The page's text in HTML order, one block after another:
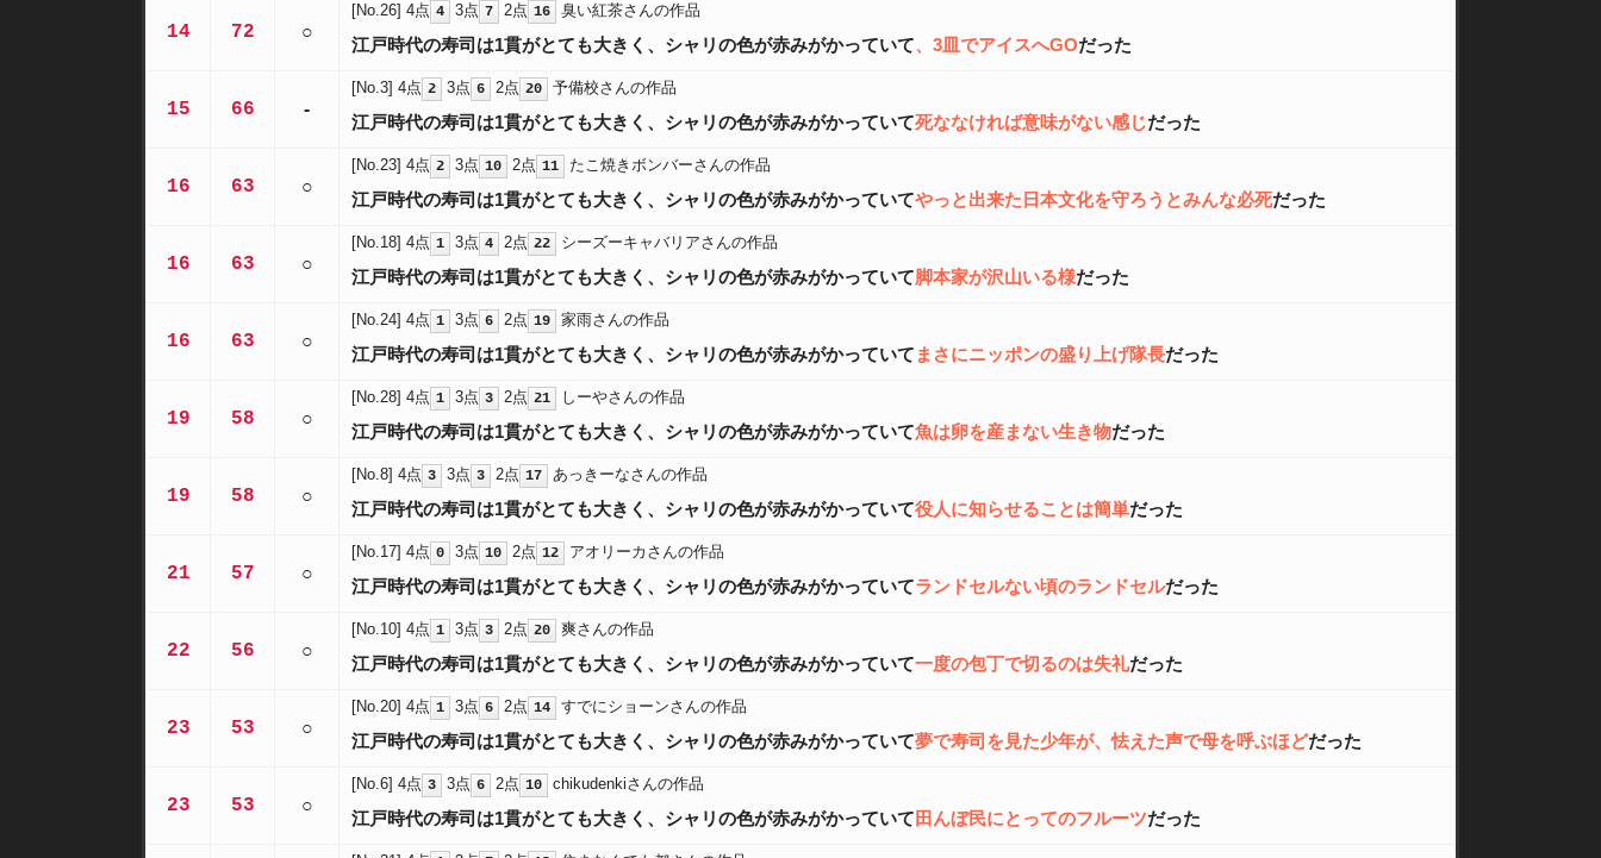
14 72 ○
[No.26] 4点 4 3点 7 2点 16 臭い紅茶さんの作品
江戸時代の寿司は1貫がとても大きく、シャリの色が赤みがかっていて、3皿でアイスへGOだった
15 66 -
[No.3] 4点 2 3点 6 2点 20 予備校さんの作品
江戸時代の寿司は1貫がとても大きく、シャリの色が赤みがかっていて死ななければ意味がない感じだった
16 63 ○
[No.23] 4点 2 3点 10 2点 11 たこ焼きボンバーさんの作品
江戸時代の寿司は1貫がとても大きく、シャリの色が赤みがかっていてやっと出来た日本文化を守ろうとみんな必死だった
16 63 ○
[No.18] 4点 1 3点 4 2点 22 シーズーキャバリアさんの作品
江戸時代の寿司は1貫がとても大きく、シャリの色が赤みがかっていて脚本家が沢山いる様だった
16 63 ○
[No.24] 4点 1 3点 6 2点 19 家雨さんの作品
江戸時代の寿司は1貫がとても大きく、シャリの色が赤みがかっていて まさにニッポンの盛り上げ隊長だった
19 58 ○
[No.28] 4点 1 3点 3 2点 21 しーやさんの作品
江戸時代の寿司は1貫がとても大きく、シャリの色が赤みがかっていて魚は卵を産まない生き物だった
19 58 ○
[No.8] 4点 3 3点 3 2点 17 あっきーなさんの作品
江戸時代の寿司は1貫がとても大きく、シャリの色が赤みがかっていて役人に知らせることは簡単だった
21 57 ○
[No.17] 4点 0 3点 10 2点 12 アオリーカさんの作品
江戸時代の寿司は1貫がとても大きく、シャリの色が赤みがかっていてランドセルない頃のランドセルだった
22 56 ○
[No.10] 4点 1 3点 3 2点 20 爽さんの作品
江戸時代の寿司は1貫がとても大きく、シャリの色が赤みがかっていて一度の包丁で切るのは失礼だった
23 53 ○
[No.20] 4点 1 3点 6 2点 14 すでにショーンさんの作品
江戸時代の寿司は1貫がとても大きく、シャリの色が赤みがかっていて夢で寿司を見た少年が、怯えた声で母を呼ぶほどだった
23 53 ○
[No.6] 4点 3 3点 6 2点 10 chikudenkiさんの作品
江戸時代の寿司は1貫がとても大きく、シャリの色が赤みがかっていて 田んぼ民にとってのフルーツだった